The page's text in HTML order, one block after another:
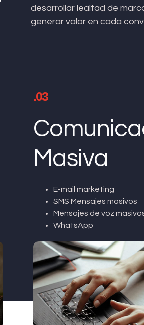
desarrollar lealtad de
generar valor en cada
.03
Masiva
E-mail marketing
SMS Mensajes masivos
Mensajes de voz
WhatsApp